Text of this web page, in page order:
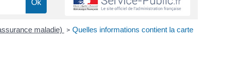
maladie) > Quelles informations contient la carte